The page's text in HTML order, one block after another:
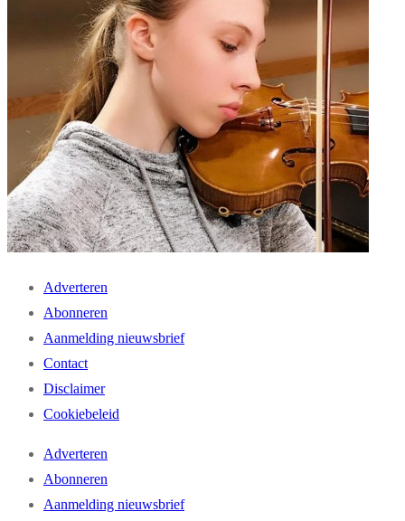
Adverteren
Abonneren
Aanmelding nieuwsbrief
Contact
Disclaimer
Cookiebeleid
Adverteren
Abonneren
Aanmelding nieuwsbrief